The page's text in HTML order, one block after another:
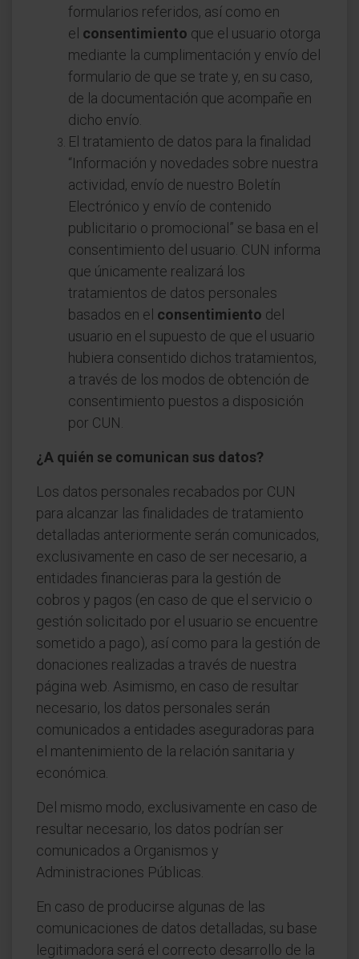
formularios referidos, así como en
el consentimiento que el usuario otorga
mediante la cumplimentación y envío del
formulario de que se trate y, en su caso,
de la documentación que acompañe en
dicho envío.
El tratamiento de datos para la finalidad
“Información y novedades sobre nuestra
actividad, envío de nuestro Boletín
Electrónico y envío de contenido
publicitario o promocional” se basa en el
consentimiento del usuario. CUN informa
que únicamente realizará los
tratamientos de datos personales
basados en el consentimiento del
usuario en el supuesto de que el usuario
hubiera consentido dichos tratamientos,
a través de los modos de obtención de
consentimiento puestos a disposición
por CUN.
¿A quién se comunican sus datos?
Los datos personales recabados por CUN
para alcanzar las finalidades de tratamiento
detalladas anteriormente serán comunicados,
exclusivamente en caso de ser necesario, a
entidades financieras para la gestión de
cobros y pagos (en caso de que el servicio o
gestión solicitado por el usuario se encuentre
sometido a pago), así como para la gestión de
donaciones realizadas a través de nuestra
página web. Asimismo, en caso de resultar
necesario, los datos personales serán
comunicados a entidades aseguradoras para
el mantenimiento de la relación sanitaria y
económica.
Del mismo modo, exclusivamente en caso de
resultar necesario, los datos podrían ser
comunicados a Organismos y
Administraciones Públicas.
En caso de producirse algunas de las
comunicaciones de datos detalladas, su base
legitimadora será el correcto desarrollo de la